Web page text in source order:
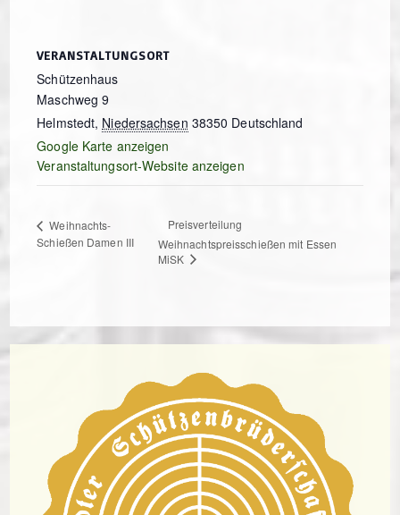
VERANSTALTUNGSORT
Schützenhaus
Maschweg 9
Helmstedt, Niedersachsen 38350 Deutschland
Google Karte anzeigen
Veranstaltungsort-Website anzeigen
Weihnachts-
Schießen Damen III
Preisverteilung
Weihnachtspreisschießen mit Essen
MiSK